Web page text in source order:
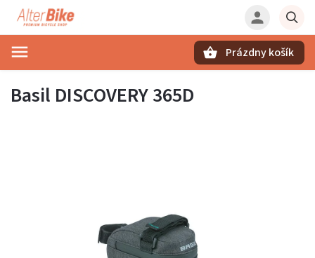
Prázdny košík
Basil DISCOVERY 365D